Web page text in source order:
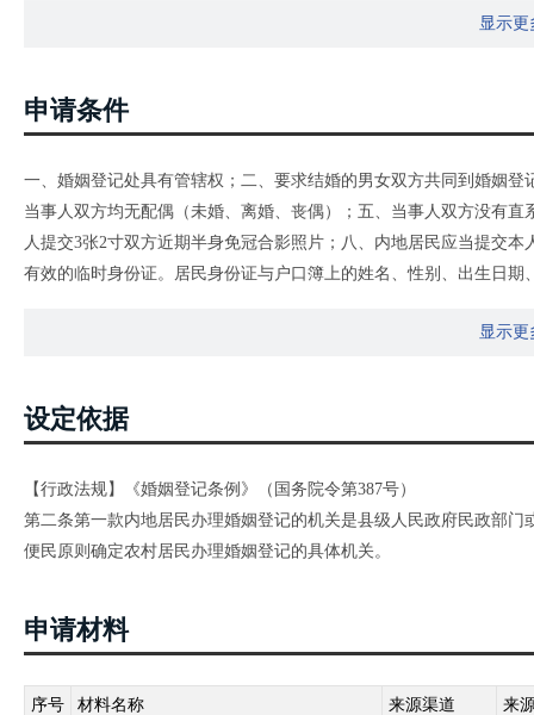
显示更
申请条件
一、婚姻登记处具有管辖权；二、要求结婚的男女双方共同到婚姻
当事人双方均无配偶（未婚、离婚、丧偶）；五、当事人双方没有
人提交3张2寸双方近期半身免冠合影照片；八、内地居民应当提交
有效的临时身份证。居民身份证与户口簿上的姓名、性别、出生日
书、配偶居民死亡医学证明（推断）书等材料；不一致且无法提供
显示更
设定依据
【行政法规】《婚姻登记条例》（国务院令第387号）
第二条第一款内地居民办理婚姻登记的机关是县级人民政府民政部
便民原则确定农村居民办理婚姻登记的具体机关。
申请材料
序号 材料名称 来源渠道 来